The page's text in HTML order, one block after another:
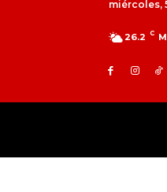
miércoles,
26.2 C